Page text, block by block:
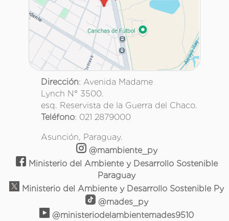
Dirección: Avenida Madame
Lynch N° 3500.
esq. Reservista de la Guerra del Chaco.
Teléfono: 021 2879000
Asunción, Paraguay.
@mambiente_py
Ministerio del Ambiente y Desarrollo Sostenible
Paraguay
Ministerio del Ambiente y Desarrollo Sostenible Py
@mades_py
@ministeriodelambientemades9510